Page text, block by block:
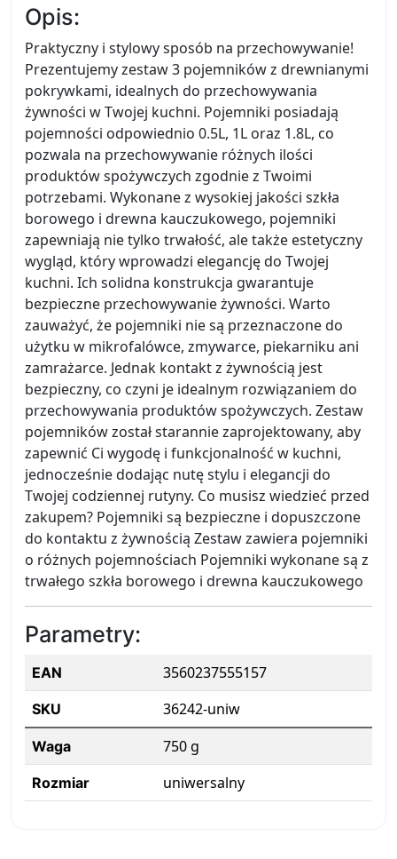
Opis:
Praktyczny i stylowy sposób na przechowywanie!
Prezentujemy zestaw 3 pojemników z drewnianymi
pokrywkami, idealnych do przechowywania
żywności w Twojej kuchni. Pojemniki posiadają
pojemności odpowiednio 0.5L, 1L oraz 1.8L, co
pozwala na przechowywanie różnych ilości
produktów spożywczych zgodnie z Twoimi
potrzebami. Wykonane z wysokiej jakości szkła
borowego i drewna kauczukowego, pojemniki
zapewniają nie tylko trwałość, ale także estetyczny
wygląd, który wprowadzi elegancję do Twojej
kuchni. Ich solidna konstrukcja gwarantuje
bezpieczne przechowywanie żywności. Warto
zauważyć, że pojemniki nie są przeznaczone do
użytku w mikrofalówce, zmywarce, piekarniku ani
zamrażarce. Jednak kontakt z żywnością jest
bezpieczny, co czyni je idealnym rozwiązaniem do
przechowywania produktów spożywczych. Zestaw
pojemników został starannie zaprojektowany, aby
zapewnić Ci wygodę i funkcjonalność w kuchni,
jednocześnie dodając nutę stylu i elegancji do
Twojej codziennej rutyny. Co musisz wiedzieć przed
zakupem? Pojemniki są bezpieczne i dopuszczone
do kontaktu z żywnością Zestaw zawiera pojemniki
o różnych pojemnościach Pojemniki wykonane są z
trwałego szkła borowego i drewna kauczukowego
Parametry:
EAN 3560237555157
SKU 36242-uniw
Waga 750 g
Rozmiar uniwersalny